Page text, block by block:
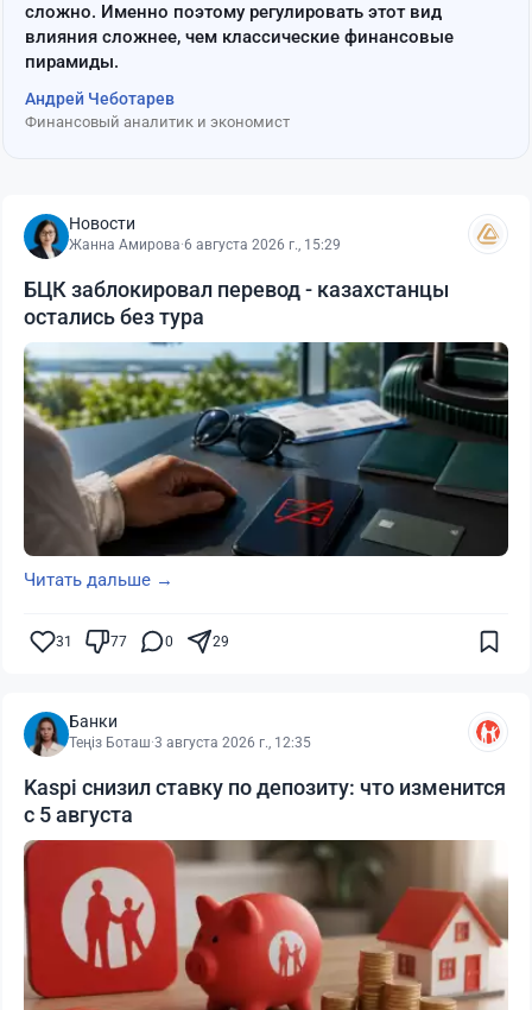
сложно. Именно поэтому регулировать этот вид
влияния сложнее, чем классические финансовые
пирамиды.
Андрей Чеботарев
Финансовый аналитик и экономист
Новости
Жанна Амирова·6 августа 2026 г., 15:29
БЦК заблокировал перевод - казахстанцы
остались без тура
Читать дальше →
31 77 0 29
Банки
Теңіз Боташ·3 августа 2026 г., 12:35
Kaspi снизил ставку по депозиту: что изменится
с 5 августа